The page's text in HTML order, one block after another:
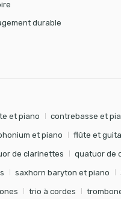
durable
et piano contrebasse et
et piano flûte et
de clarinettes quatuor de
saxhorn baryton et piano
trio à cordes